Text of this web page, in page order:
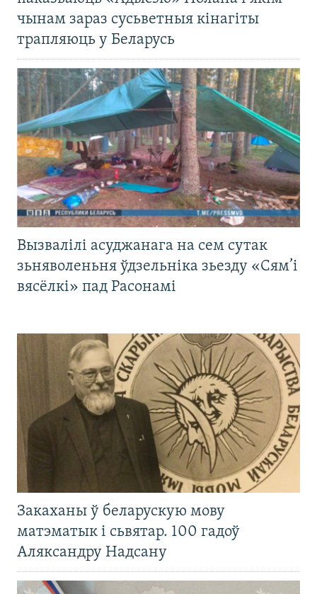
чынам зараз сусьветныя кінагіты
трапляюць у Беларусь
Вызвалілі асуджанага на сем сутак
зьняволеньня ўдзельніка зьезду «Сям’і
вясёлкі» пад Расонамі
Закаханы ў беларускую мову
матэматык і сьвятар. 100 гадоў
Аляксандру Надсану